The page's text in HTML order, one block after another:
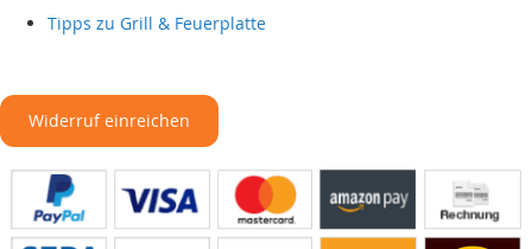
Tipps zu Grill & Feuerplatte
Widerruf einreichen